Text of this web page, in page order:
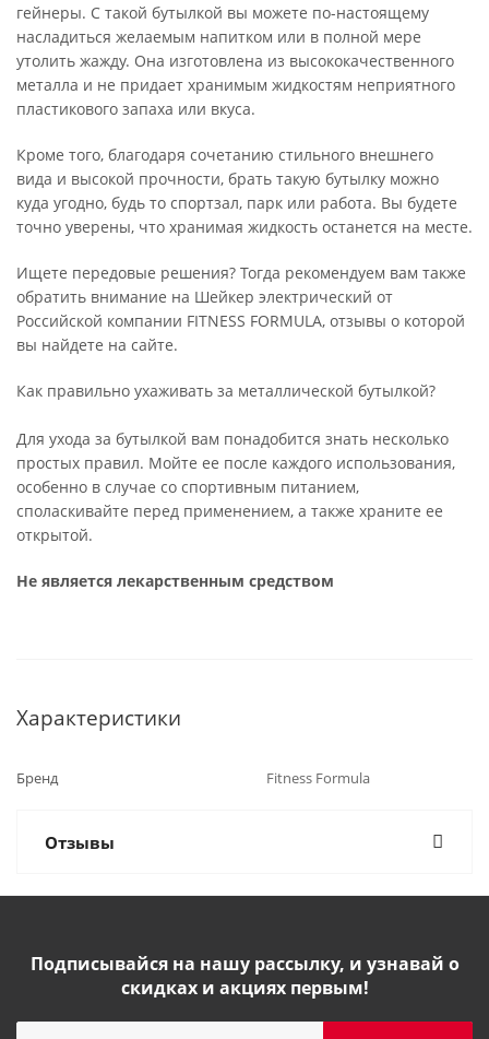
гейнеры. С такой бутылкой вы можете по-настоящему
насладиться желаемым напитком или в полной мере
утолить жажду. Она изготовлена из высококачественного
металла и не придает хранимым жидкостям неприятного
пластикового запаха или вкуса.
Кроме того, благодаря сочетанию стильного внешнего
вида и высокой прочности, брать такую бутылку можно
куда угодно, будь то спортзал, парк или работа. Вы будете
точно уверены, что хранимая жидкость останется на месте.
Ищете передовые решения? Тогда рекомендуем вам также
обратить внимание на Шейкер электрический от
Российской компании FITNESS FORMULA, отзывы о которой
вы найдете на сайте.
Как правильно ухаживать за металлической бутылкой?
Для ухода за бутылкой вам понадобится знать несколько
простых правил. Мойте ее после каждого использования,
особенно в случае со спортивным питанием,
споласкивайте перед применением, а также храните ее
открытой.
Не является лекарственным средством
Характеристики
Бренд Fitness Formula
Отзывы
Подписывайся на нашу рассылку, и узнавай о
скидках и акциях первым!